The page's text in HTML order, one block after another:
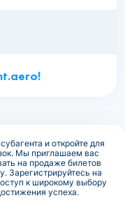
и откройте для
Мы приглашаем вас
на продаже билетов
Зарегистрируйтесь на
к широкому выбору
успеха.